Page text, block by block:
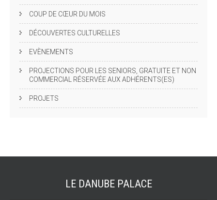
COUP DE CŒUR DU MOIS
DÉCOUVERTES CULTURELLES
EVÈNEMENTS
PROJECTIONS POUR LES SENIORS, GRATUITE ET NON
COMMERCIAL RÉSERVÉE AUX ADHÉRENTS(ES)
PROJETS
LE DANUBE PALACE